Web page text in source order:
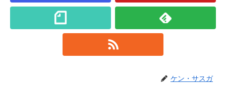
ケン・サスガ